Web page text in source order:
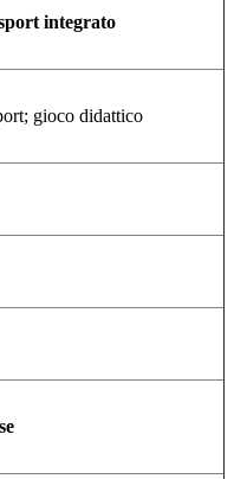
integrato
gioco didattico